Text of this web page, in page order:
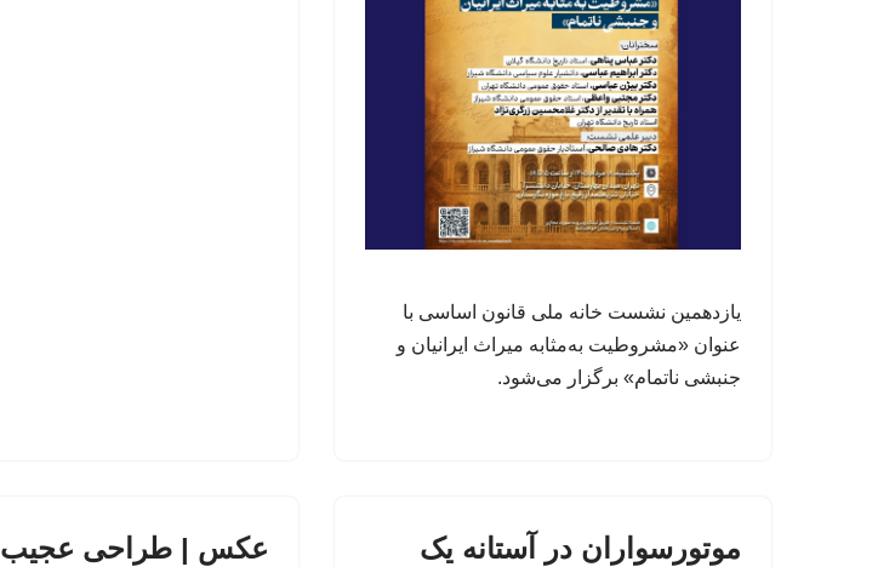
یازدهمین نشست خانه ملی قانون اساسی با
عنوان «مشروطیت به‌مثابه میراث ایرانیان و
جنبشی ناتمام» برگزار می‌شود.
موتورسواران در آستانه یک
عکس | طراحی عجیب